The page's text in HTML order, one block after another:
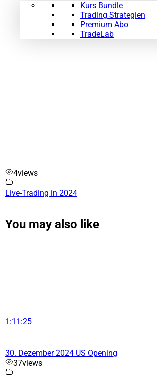
Kurs Bundle
Trading Strategien
Premium Abo
TradeLab
4views
Live-Trading in 2024
You may also like
1:11:25
30. Dezember 2024 US Opening
37views